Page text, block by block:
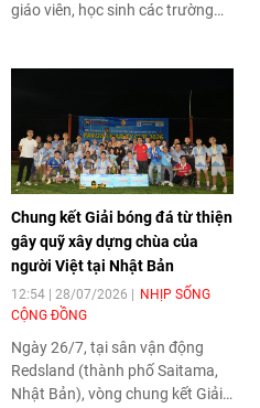
giáo viên, học sinh các trường
Chung kết Giải bóng đá từ thiện
gây quỹ xây dựng chùa của
người Việt tại Nhật Bản
12:54 | 28/07/2026
NHỊP SỐNG
CỘNG ĐỒNG
Ngày 26/7, tại sân vận động
Redsland (thành phố Saitama,
Nhật Bản), vòng chung kết Giải